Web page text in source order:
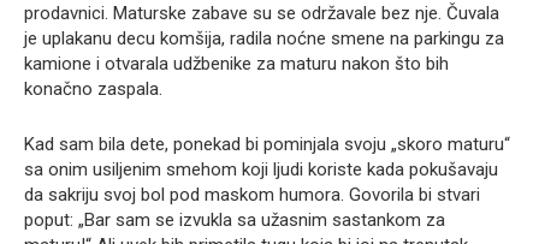
prodavnici. Maturske zabave su se održavale bez nje. Čuvala
je uplakanu decu komšija, radila noćne smene na parkingu za
kamione i otvarala udžbenike za maturu nakon što bih
konačno zaspala.
Kad sam bila dete, ponekad bi pominjala svoju „skoro maturu“
sa onim usiljenim smehom koji ljudi koriste kada pokušavaju
da sakriju svoj bol pod maskom humora. Govorila bi stvari
poput: „Bar sam se izvukla sa užasnim sastankom za